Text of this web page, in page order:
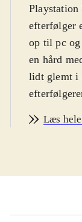
efterfølger
op til pc
en hård
lidt glemt i
være.
Som RPG-
monstre,
Læs